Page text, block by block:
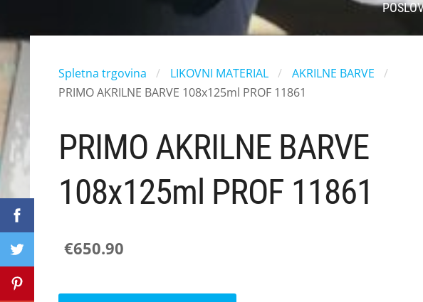
Spletna trgovina LIKOVNI MATERIAL
AKRILNE BARVE
PRIMO AKRILNE BARVE 108x125ml PROF 11861
PRIMO AKRILNE BARVE
108x125ml PROF 11861
€650.90